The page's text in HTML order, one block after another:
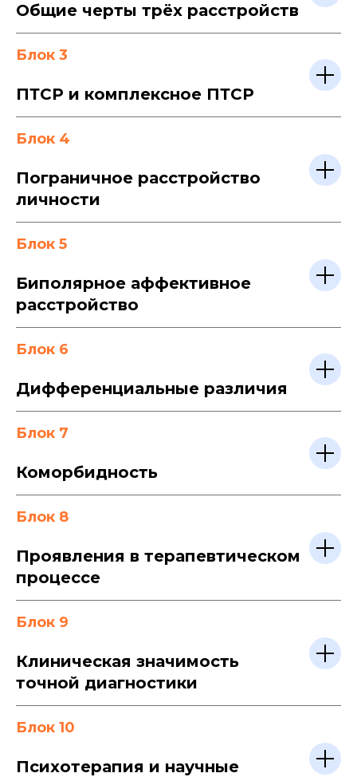
Общие черты трёх расстройств
Блок 3
ПТСР и комплексное ПТСР
Блок 4
Пограничное расстройство
личности
Блок 5
Биполярное аффективное
расстройство
Блок 6
Дифференциальные различия
Блок 7
Коморбидность
Блок 8
Проявления в терапевтическом
процессе
Блок 9
Клиническая значимость
точной диагностики
Блок 10
Психотерапия и научные